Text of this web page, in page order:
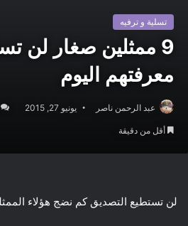
تسلية و ترفيه
9 ممثلين صغار لن
معرفتهم اليوم
عبد الرحمن ناصر يونيو 27, 2015
أقل من دقيقة
لن تستطيع التصديق كم نضج هؤلاء